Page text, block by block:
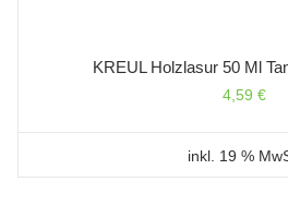
KREUL Holzlasur 50 Ml
4,59 €
inkl. 19 %